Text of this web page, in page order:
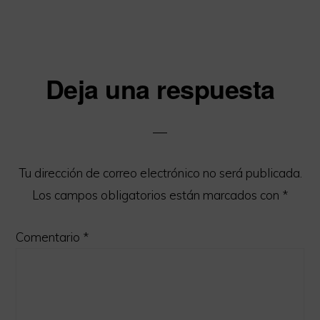
Interacciones
lectores
Deja una respuesta
Tu dirección de correo electrónico no será publicada.
Los campos obligatorios están marcados con *
Comentario *